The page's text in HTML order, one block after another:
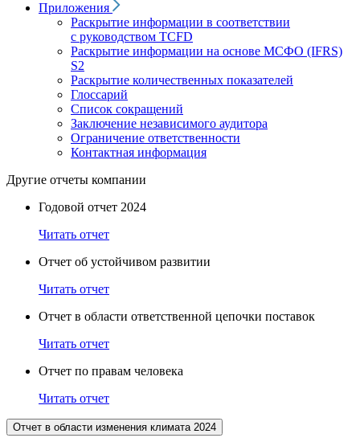
Приложения
Раскрытие информации в соответствии
с руководством TCFD
Раскрытие информации на основе МСФО (IFRS)
S2
Раскрытие количественных показателей
Глоссарий
Список сокращений
Заключение независимого аудитора
Ограничение ответственности
Контактная информация
Другие отчеты компании
Годовой отчет 2024
Читать отчет
Отчет об устойчивом развитии
Читать отчет
Отчет в области ответственной цепочки поставок
Читать отчет
Отчет по правам человека
Читать отчет
Отчет в области изменения климата 2024